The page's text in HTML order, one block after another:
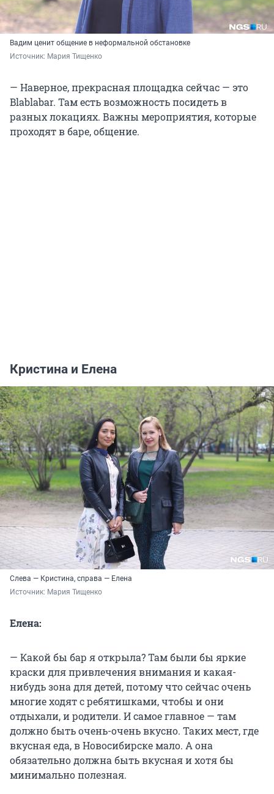
Вадим ценит общение в неформальной обстановке
Источник: Мария Тищенко
— Наверное, прекрасная площадка сейчас — это
Blablabar. Там есть возможность посидеть в
разных локациях. Важны мероприятия, которые
проходят в баре, общение.
Кристина и Елена
Слева — Кристина, справа — Елена
Источник: Мария Тищенко
Елена:
— Какой бы бар я открыла? Там были бы яркие
краски для привлечения внимания и какая-
нибудь зона для детей, потому что сейчас очень
многие ходят с ребятишками, чтобы и они
отдыхали, и родители. И самое главное — там
должно быть очень-очень вкусно. Таких мест, где
вкусная еда, в Новосибирске мало. А она
обязательно должна быть вкусная и хотя бы
минимально полезная.